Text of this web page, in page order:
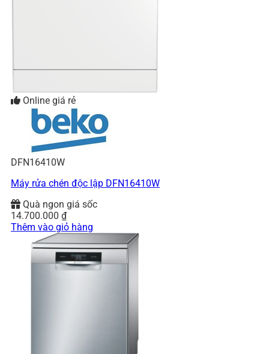
Online giá rẻ
DFN16410W
Máy rửa chén độc lập DFN16410W
Quà ngon giá sốc
14.700.000 ₫
Thêm vào giỏ hàng